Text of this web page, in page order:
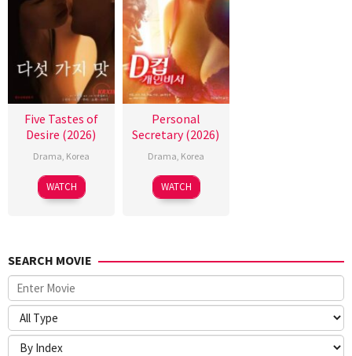
Five Tastes of
Desire (2026)
Drama, Korea
WATCH
Personal
Secretary (2026)
Drama, Korea
WATCH
SEARCH MOVIE